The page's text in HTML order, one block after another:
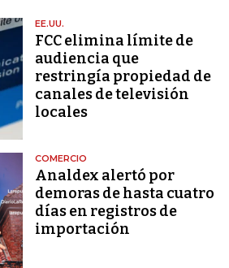
EE.UU.
FCC elimina límite de
audiencia que
restringía propiedad de
canales de televisión
locales
COMERCIO
Analdex alertó por
demoras de hasta cuatro
días en registros de
importación